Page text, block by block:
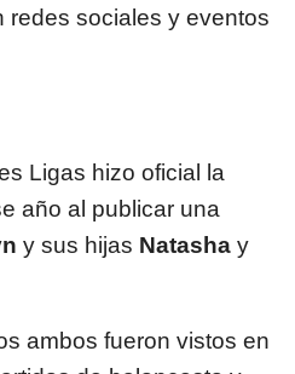
redes sociales y eventos
Ligas hizo oficial la
año al publicar una
y sus hijas Natasha y
ambos fueron vistos en